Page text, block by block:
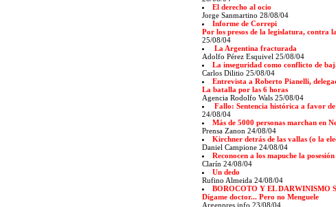
El derecho al ocio
Jorge Sanmartino 28/08/04
Informe de Correpi
Por los presos de la legislatura, contra
25/08/04
La Argentina fracturada
Adolfo Pérez Esquivel 25/08/04
La inseguridad como conflicto de
Carlos Dilitio 25/08/04
Entrevista a Roberto Pianelli,
La batalla por las 6 horas
Agencia Rodolfo Wals 25/08/04
Fallo: Sentencia histórica a favor
24/08/04
Más de 5000 personas marchan en
Prensa Zanon 24/08/04
Kirchner detrás de las vallas (o la
Daniel Campione 24/08/04
Reconocen a los mapuche la
Clarín 24/08/04
Un dedo
Rufino Almeida 24/08/04
BOROCOTO Y EL DARWINISMO
Dígame doctor... Pero no Menguele
Argenpres.info 23/08/04